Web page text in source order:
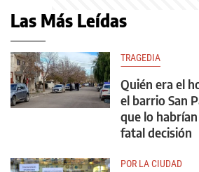
Las Más Leídas
TRAGEDIA
Quién era el
el barrio San
que lo
fatal decisión
POR LA CIUDAD